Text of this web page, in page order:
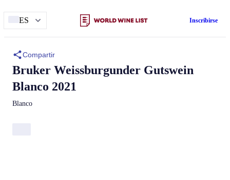
ES Inscribirse
Compartir
Bruker Weissburgunder Gutswein
Blanco 2021
Blanco